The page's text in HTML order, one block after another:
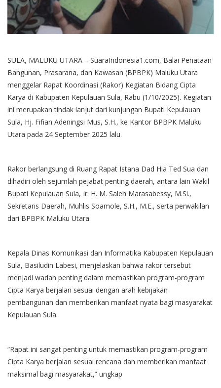
SULA, MALUKU UTARA – SuaraIndonesia1.com, Balai Penataan
Bangunan, Prasarana, dan Kawasan (BPBPK) Maluku Utara
menggelar Rapat Koordinasi (Rakor) Kegiatan Bidang Cipta
Karya di Kabupaten Kepulauan Sula, Rabu (1/10/2025). Kegiatan
ini merupakan tindak lanjut dari kunjungan Bupati Kepulauan
Sula, Hj. Fifian Adeningsi Mus, S.H., ke Kantor BPBPK Maluku
Utara pada 24 September 2025 lalu.
Rakor berlangsung di Ruang Rapat Istana Dad Hia Ted Sua dan
dihadiri oleh sejumlah pejabat penting daerah, antara lain Wakil
Bupati Kepulauan Sula, Ir. H. M. Saleh Marasabessy, M.Si.,
Sekretaris Daerah, Muhlis Soamole, S.H., M.E., serta perwakilan
dari BPBPK Maluku Utara.
Kepala Dinas Komunikasi dan Informatika Kabupaten Kepulauan
Sula, Basiludin Labesi, menjelaskan bahwa rakor tersebut
menjadi wadah penting dalam memastikan program-program
Cipta Karya berjalan sesuai dengan arah kebijakan
pembangunan dan memberikan manfaat nyata bagi masyarakat
Kepulauan Sula.
“Rapat ini sangat penting untuk memastikan program-program
Cipta Karya berjalan sesuai rencana dan memberikan manfaat
maksimal bagi masyarakat,” ungkap